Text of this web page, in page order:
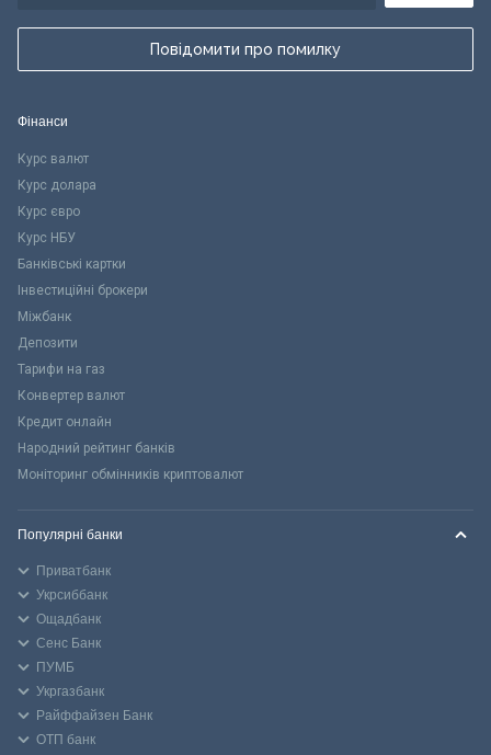
Повідомити про помилку
Фінанси
Курс валют
Курс долара
Курс євро
Курс НБУ
Банківські картки
Інвестиційні брокери
Міжбанк
Депозити
Тарифи на газ
Конвертер валют
Кредит онлайн
Народний рейтинг банків
Моніторинг обмінників криптовалют
Популярні банки
Приватбанк
Укрсиббанк
Ощадбанк
Сенс Банк
ПУМБ
Укргазбанк
Райффайзен Банк
ОТП банк